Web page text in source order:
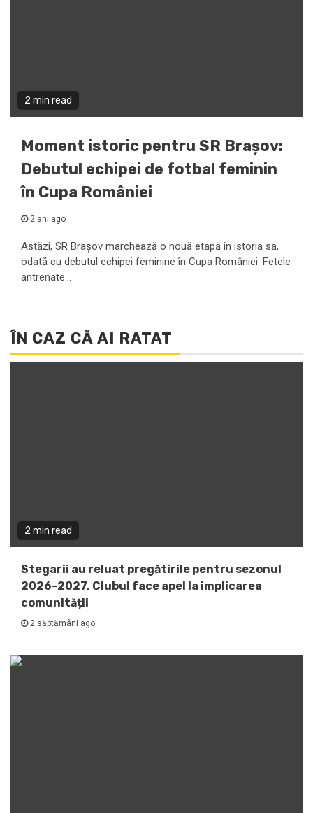
2 min read
Moment istoric pentru SR Brașov:
Debutul echipei de fotbal feminin
în Cupa României
2 ani ago
Astăzi, SR Brașov marchează o nouă etapă în istoria sa,
odată cu debutul echipei feminine în Cupa României. Fetele
antrenate...
ÎN CAZ CĂ AI RATAT
2 min read
Stegarii au reluat pregătirile pentru sezonul
2026-2027. Clubul face apel la implicarea
comunității
2 săptămâni ago